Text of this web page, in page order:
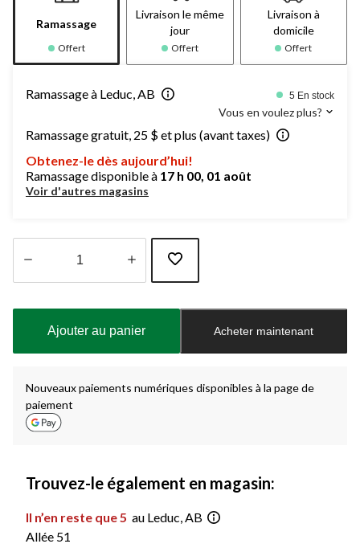
Ramassage
Offert
Livraison le même
jour
Offert
Livraison à
domicile
Offert
Ramassage à Leduc, AB 5 En stock
Vous en voulez plus?
Ramassage gratuit, 25 $ et plus (avant taxes)
Obtenez-le dès aujourd’hui!
Ramassage disponible à 17 h 00, 01 août
Voir d'autres magasins
à
Ajouter au panier Acheter maintenant
Nouveaux paiements numériques disponibles à la page de
paiement
Trouvez-le également en magasin:
Il n’en reste que 5 au Leduc, AB
Allée 51